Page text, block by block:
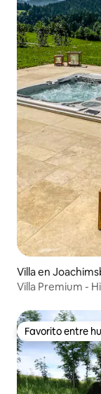
Villa en
Villa Premium -
Favorito entre
Favorito entre